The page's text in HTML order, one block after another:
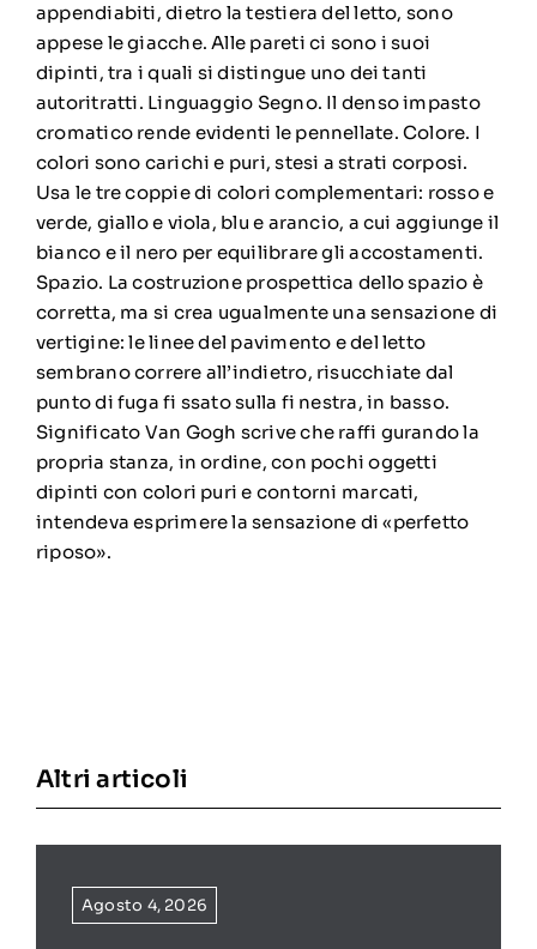
appendiabiti, dietro la testiera del letto, sono
appese le giacche. Alle pareti ci sono i suoi
dipinti, tra i quali si distingue uno dei tanti
autoritratti. Linguaggio Segno. Il denso impasto
cromatico rende evidenti le pennellate. Colore. I
colori sono carichi e puri, stesi a strati corposi.
Usa le tre coppie di colori complementari: rosso e
verde, giallo e viola, blu e arancio, a cui aggiunge il
bianco e il nero per equilibrare gli accostamenti.
Spazio. La costruzione prospettica dello spazio è
corretta, ma si crea ugualmente una sensazione di
vertigine: le linee del pavimento e del letto
sembrano correre all’indietro, risucchiate dal
punto di fuga fi ssato sulla fi nestra, in basso.
Significato Van Gogh scrive che raffi gurando la
propria stanza, in ordine, con pochi oggetti
dipinti con colori puri e contorni marcati,
intendeva esprimere la sensazione di «perfetto
riposo».
Altri articoli
Agosto 4, 2026